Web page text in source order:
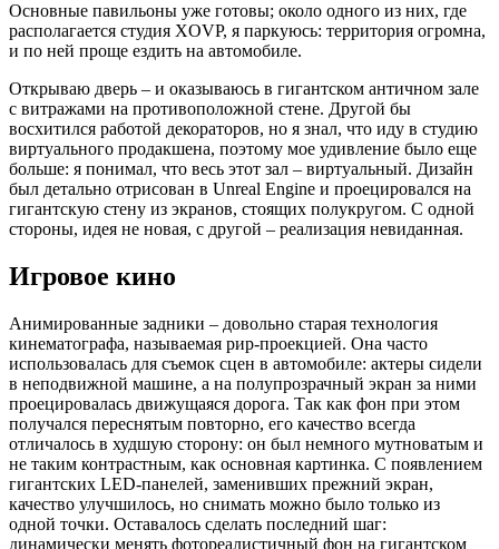
Основные павильоны уже готовы; около одного из них, где
располагается студия XOVP, я паркуюсь: территория огромна,
и по ней проще ездить на автомобиле.
Открываю дверь – и оказываюсь в гигантском античном зале
с витражами на противоположной стене. Другой бы
восхитился работой декораторов, но я знал, что иду в студию
виртуального продакшена, поэтому мое удивление было еще
больше: я понимал, что весь этот зал – виртуальный. Дизайн
был детально отрисован в Unreal Engine и проецировался на
гигантскую стену из экранов, стоящих полукругом. С одной
стороны, идея не новая, с другой – реализация невиданная.
Игровое кино
Анимированные задники – довольно старая технология
кинематографа, называемая рир-проекцией. Она часто
использовалась для съемок сцен в автомобиле: актеры сидели
в неподвижной машине, а на полупрозрачный экран за ними
проецировалась движущаяся дорога. Так как фон при этом
получался переснятым повторно, его качество всегда
отличалось в худшую сторону: он был немного мутноватым и
не таким контрастным, как основная картинка. С появлением
гигантских LED-панелей, заменивших прежний экран,
качество улучшилось, но снимать можно было только из
одной точки. Оставалось сделать последний шаг:
динамически менять фотореалистичный фон на гигантском